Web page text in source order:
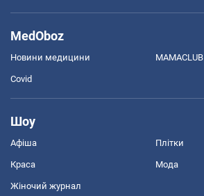
MedOboz
Новини медицини MAMACLUB
Covid
Шоу
Афіша Плітки
Краса Мода
Жіночий журнал